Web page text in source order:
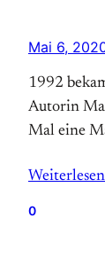
Mai 6,
1992
Autorin
Mal eine
0